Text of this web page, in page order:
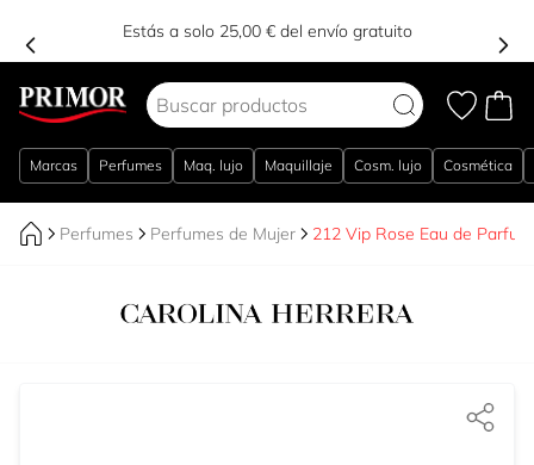
Estás a solo 25,00 € del envío gratuito
Marcas Perfumes Maq. lujo Maquillaje Cosm. lujo Cosmética
Perfumes Perfumes de Mujer 212 Vip Rose Eau de Parfum